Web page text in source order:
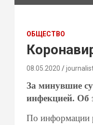
ОБЩЕСТВО
08.05.2020
За минувшие
инфекцией. Об
По информации